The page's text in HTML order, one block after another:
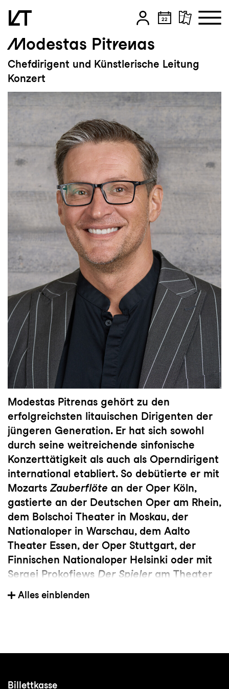
Zum Hauptinhalt springen
Zum Footer springen
Modestas Pitrenas
Chefdirigent und Künstlerische Leitung
Konzert
Modestas Pitrenas gehört zu den
erfolgreichsten litauischen Dirigenten der
jüngeren Generation. Er hat sich sowohl
durch seine weitreichende sinfonische
Konzerttätigkeit als auch als Operndirigent
international etabliert. So debütierte er mit
Mozarts Zauberflöte an der Oper Köln,
gastierte an der Deutschen Oper am Rhein,
dem Bolschoi Theater in Moskau, der
Nationaloper in Warschau, dem Aalto
Theater Essen, der Oper Stuttgart, der
Finnischen Nationaloper Helsinki oder mit
Sergej Prokofjews Der Spieler am Theater
Basel. 2012 mit dem Litauischen Kunst- und
Kulturpreis ausgezeichnet, ist der
Alles einblenden
Billettkasse